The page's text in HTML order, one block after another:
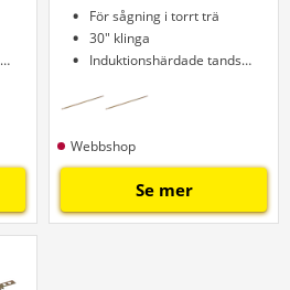
Induktionshärdade tandspetsar
För sågning i torrt trä
30" klinga
Induktionshärdade tandspetsar
Webbshop
Se mer